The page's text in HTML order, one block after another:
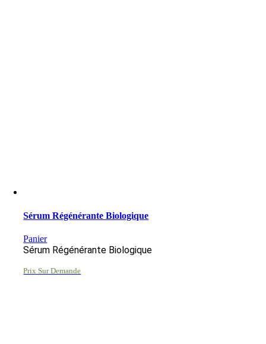
Sérum Régénérante Biologique
Panier
Sérum Régénérante Biologique
Prix Sur Demande